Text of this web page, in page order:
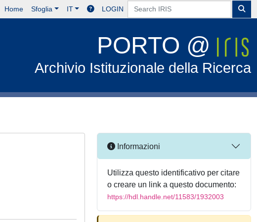
Home Sfoglia IT LOGIN
PORTO @
Archivio Istituzionale della Ricerca
Informazioni
Utilizza questo identificativo per citare
o creare un link a questo documento:
https://hdl.handle.net/11583/1932003